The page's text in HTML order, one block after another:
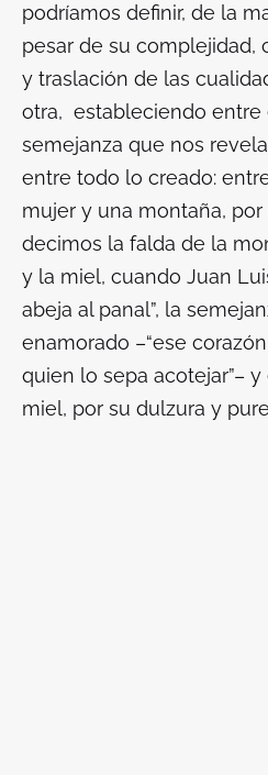
podríamos definir, de la
pesar de su complejidad,
y traslación de las
otra, estableciendo entre
semejanza que nos
entre todo lo creado:
mujer y una montaña,
decimos la falda de la
y la miel, cuando Juan
abeja al panal”, la
enamorado –“ese
quien lo sepa acotejar”–
miel, por su dulzura y